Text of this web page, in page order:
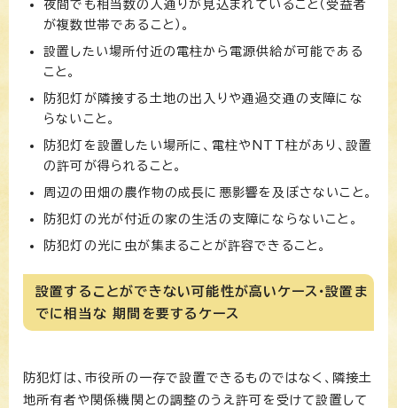
夜間でも相当数の人通りが見込まれていること（受益者
が複数世帯であること）。
設置したい場所付近の電柱から電源供給が可能である
こと。
防犯灯が隣接する土地の出入りや通過交通の支障にな
らないこと。
防犯灯を設置したい場所に、電柱やNTT柱があり、設置
の許可が得られること。
周辺の田畑の農作物の成長に悪影響を及ぼさないこと。
防犯灯の光が付近の家の生活の支障にならないこと。
防犯灯の光に虫が集まることが許容できること。
設置することができない可能性が高いケース・設置ま
でに相当な 期間を要するケース
防犯灯は、市役所の一存で設置できるものではなく、隣接土
地所有者や関係機関との調整のうえ許可を受けて設置して